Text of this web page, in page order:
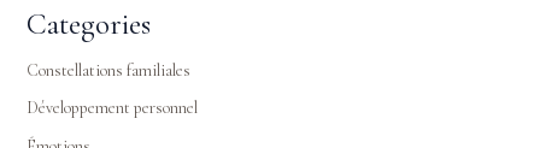
Categories
Constellations familiales
Développement personnel